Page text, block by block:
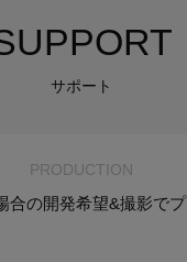
サポート
PRODUCTION
合の開発希望&撮影で